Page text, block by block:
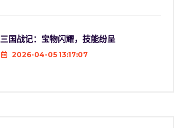
三国战记：宝物闪耀，技能纷呈
2026-04-05 13:17:07